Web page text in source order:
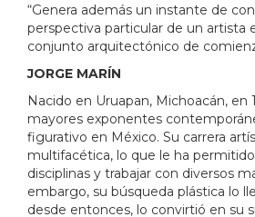
“Genera además un instante de
perspectiva particular de un artista
conjunto arquitectónico de
JORGE MARÍN
Nacido en Uruapan, Michoacán, en
mayores exponentes
figurativo en México. Su carrera
multifacética, lo que le ha
disciplinas y trabajar con diversos
embargo, su búsqueda plástica lo
desde entonces, lo convirtió en su